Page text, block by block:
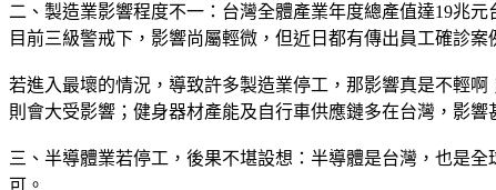
二、製造業影響程度不一：台灣全體產業年度總產值達19兆
目前三級警戒下，影響尚屬輕微，但近日都有傳出員工確診案
若進入最壞的情況，導致許多製造業停工，那影響真是不輕
則會大受影響；健身器材產能及自行車供應鏈多在台灣，影
三、半導體業若停工，後果不堪設想：半導體是台灣，也是
可。